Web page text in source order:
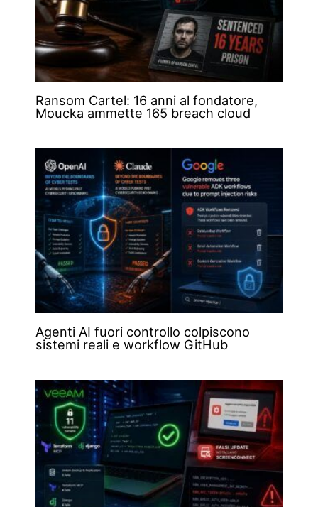
Ransom Cartel: 16 anni al fondatore,
Moucka ammette 165 breach cloud
Agenti AI fuori controllo colpiscono
sistemi reali e workflow GitHub